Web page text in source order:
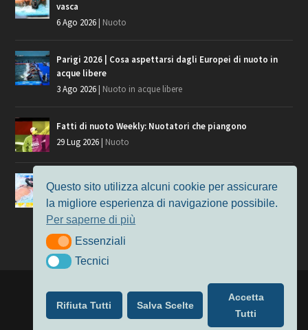
vasca
6 Ago 2026| Nuoto
Parigi 2026 | Cosa aspettarsi dagli Europei di nuoto in
acque libere
3 Ago 2026| Nuoto in acque libere
Fatti di nuoto Weekly: Nuotatori che piangono
29 Lug 2026| Nuoto
Giochi del Mediterraneo, i convocati del nuoto per
9 Lug 2026
Nuoto
| Alimentato da
Nuoto
MasterS Podcast Il Nuoto in Cifre
Privacy & Cookie Policy
Questo sito utilizza alcuni cookie per assicurare
la migliore esperienza di navigazione possibile.
Per saperne di più
EssenzialiEssenziali
TecniciTecnici
Rifiuta Tutti Salva Scelte
Accetta
Tutti